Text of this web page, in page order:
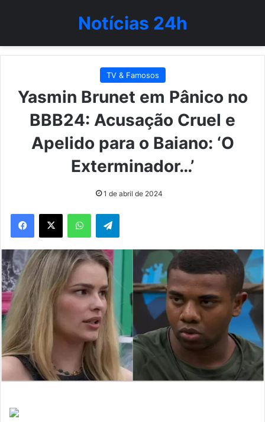
Notícias 24h
TV & Famosos
Yasmin Brunet em Pânico no
BBB24: Acusação Cruel e
Apelido para o Baiano: ‘O
Exterminador…’
1 de abril de 2024
WhatsAppTelegram